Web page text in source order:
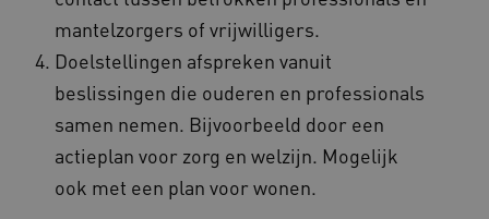
mantelzorgers of vrijwilligers.
Doelstellingen afspreken vanuit
beslissingen die ouderen en professionals
samen nemen. Bijvoorbeeld door een
actieplan voor zorg en welzijn. Mogelijk
ook met een plan voor wonen.